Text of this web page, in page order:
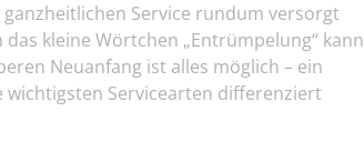
Service rundum versorgt
kleine Wörtchen „Entrümpelung“ kann
Neuanfang ist alles möglich – ein
wichtigsten Servicearten differenziert